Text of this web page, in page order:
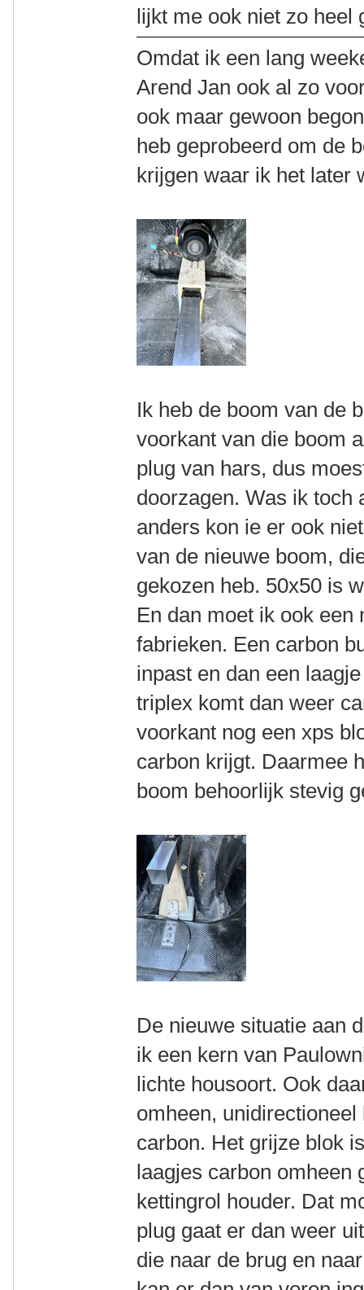
lijkt me ook niet zo heel
Omdat ik een lang
Arend Jan ook al zo
ook maar gewoon
heb geprobeerd om de
krijgen waar ik het later
Ik heb de boom van de
voorkant van die boom
plug van hars, dus
doorzagen. Was ik toch
anders kon ie er ook
van de nieuwe boom,
gekozen heb. 50x50 is
En dan moet ik ook een
fabrieken. Een carbon
inpast en dan een
triplex komt dan weer
voorkant nog een xps
carbon krijgt. Daarmee
boom behoorlijk stevig
De nieuwe situatie aan
ik een kern van
lichte housoort. Ook
omheen,
carbon. Het grijze blok
laagjes carbon omheen
kettingrol houder. Dat
plug gaat er dan weer
die naar de brug en